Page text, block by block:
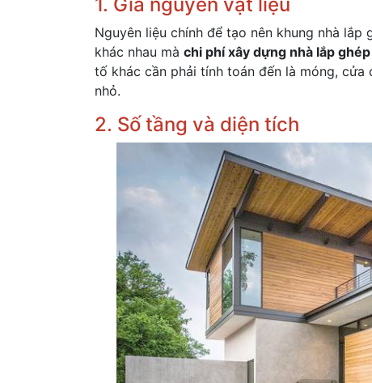
Nguyên liệu chính để tạo nên khung nhà
khác nhau mà chi phí xây dựng nhà lắp ghép
tố khác cần phải tính toán đến là móng, cửa
nhỏ.
2. Số tầng và diện tích